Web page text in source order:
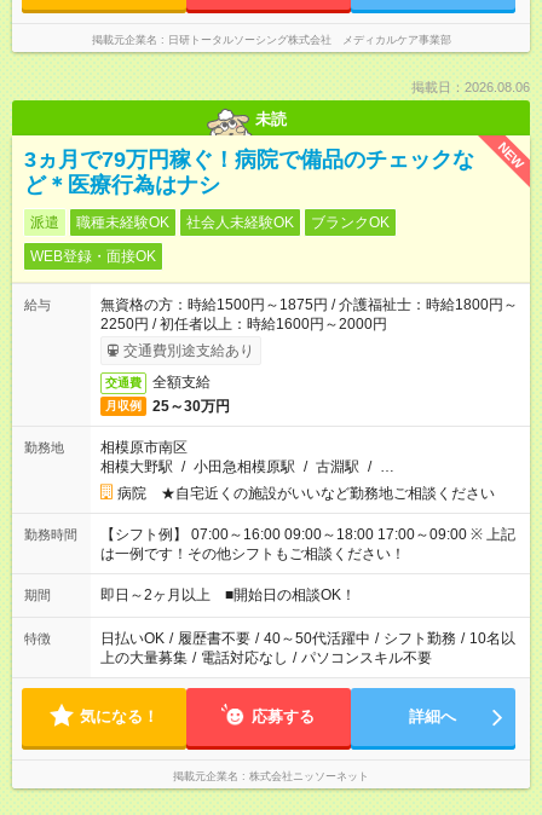
掲載元企業名 日研トータルソーシング株式会社 メディカルケア事業部
掲載日：2026.08.06
未読
NEW
3ヵ月で79万円稼ぐ！病院で備品のチェックな
ど＊医療行為はナシ
派遣 職種未経験OK 社会人未経験OK
ブランクOK
WEB登録・面接OK
給与
無資格の方：時給1500円～1875円 / 介護福祉士：時給1800円～
2250円 / 初任者以上：時給1600円～2000円
交通費別途支給あり
交通費 全額支給
月収例 25～30万円
勤務地
相模原市南区
相模大野駅 / 小田急相模原駅 / 古淵駅 / …
病院 ★自宅近くの施設がいいなど勤務地ご相談ください
勤務時間
【シフト例】 07:00～16:00 09:00～18:00 17:00～09:00 ※ 上記
は一例です！その他シフトもご相談ください！
期間 即日～2ヶ月以上 ■開始日の相談OK！
特徴 日払いOK / 履歴書不要 / 40～50代活躍中 / シフト勤務 / 10名以
上の大量募集 / 電話対応なし / パソコンスキル不要
気になる！ 応募する 詳細へ
掲載元企業名 株式会社ニッソーネット